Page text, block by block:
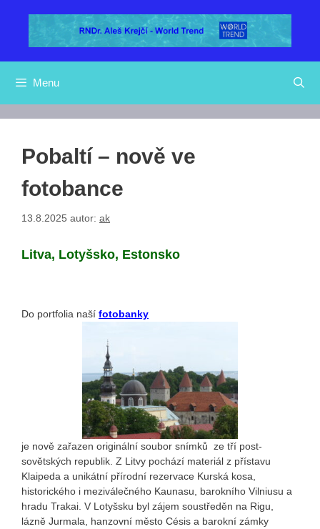
Menu
Pobaltí – nově ve
fotobance
13.8.2025 autor: ak
Litva, Lotyšsko, Estonsko
Do portfolia naší fotobanky
je nově zařazen originální soubor snímků ze tří post-
sovětských republik. Z Litvy pochází materiál z přístavu
Klaipeda a unikátní přírodní rezervace Kurská kosa,
historického i meziválečného Kaunasu, barokního Vilniusu a
hradu Trakai. V Lotyšsku byl zájem soustředěn na Rigu,
lázně Jurmala, hanzovní město Césis a barokní zámky